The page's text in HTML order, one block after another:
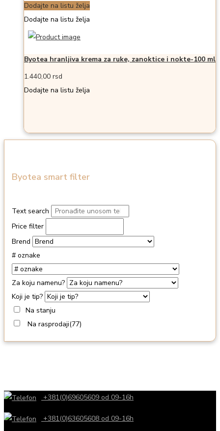
Dodajte na listu želja
Dodajte na listu želja
Byotea hranljiva krema za ruke, zanoktice i nokte-100 ml
1.440,00 rsd
Dodajte na listu želja
Byotea smart filter
Text search
Price filter
Brend
# oznake
Za koju namenu?
Koji je tip?
Na stanju
Na rasprodaji(77)
+381(0)69605609 od 09-16h
+381(0)63605608 od 09-16h